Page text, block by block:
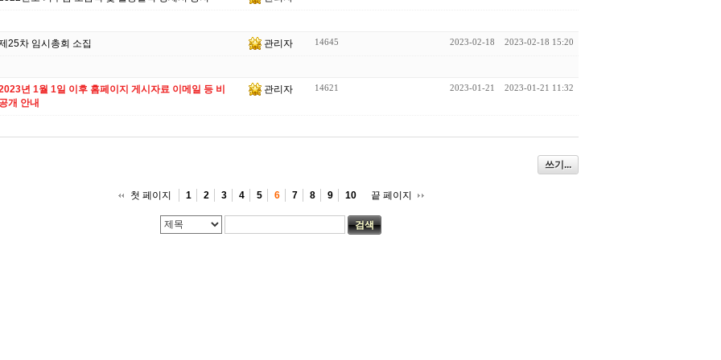
25차 임시총회 소집 관리자 14645 2023-02-18 2023-02-18 15:20
년 1월 1일 이후 홈페이지 게시자료 이메일 등 비
공개 안내
관리자 14621 2023-01-21 2023-01-21 11:32
쓰기...
첫 페이지 1 2 3 4 5 6 7 8 9 10 끝 페이지
검색